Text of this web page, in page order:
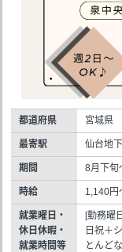
都道府県 宮城県
最寄駅 仙台地
期間 8月下旬
時給 1,140円
就業曜日・
休日休暇・
就業時間等
[勤務
日祝＋
とんど